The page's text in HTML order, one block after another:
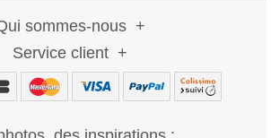
sommes-nous
Service client